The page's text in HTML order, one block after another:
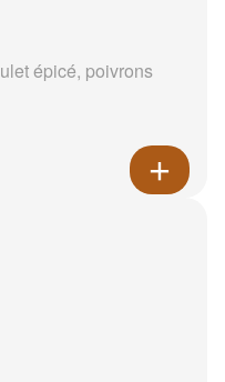
épicé, poivrons